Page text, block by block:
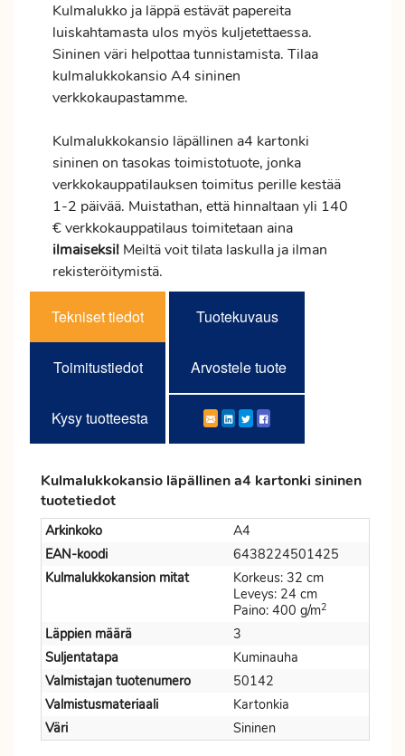
Kulmalukko ja läppä estävät papereita
luiskahtamasta ulos myös kuljetettaessa.
Sininen väri helpottaa tunnistamista. Tilaa
kulmalukkokansio A4 sininen
verkkokaupastamme.
Kulmalukkokansio läpällinen a4 kartonki
sininen on tasokas toimistotuote, jonka
verkkokauppatilauksen toimitus perille kestää
1-2 päivää. Muistathan, että hinnaltaan yli 140
€ verkkokauppatilaus toimitetaan aina
ilmaiseksi! Meiltä voit tilata laskulla ja ilman
rekisteröitymistä.
Tekniset tiedot Tuotekuvaus
Toimitustiedot Arvostele tuote
Kysy tuotteesta
Kulmalukkokansio läpällinen a4 kartonki sininen
tuotetiedot
Arkinkoko
A4
EAN-koodi
6438224501425
Kulmalukkokansion mitat
Korkeus: 32 cm
Leveys: 24 cm
Paino: 400 g/m2
Läppien määrä
3
Suljentatapa
Kuminauha
Valmistajan tuotenumero
50142
Valmistusmateriaali
Kartonkia
Väri
Sininen